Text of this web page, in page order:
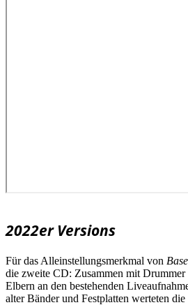
2022er Versions
Für das Alleinstellungsmerkmal von
die zweite CD: Zusammen mit Drummer
Elbern an den bestehenden
alter Bänder und Festplatten werteten die